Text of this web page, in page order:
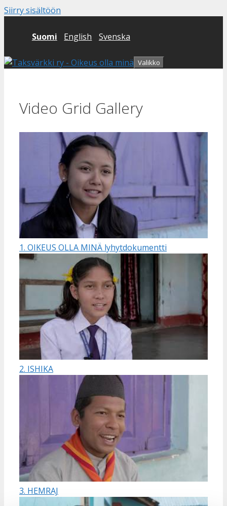
Siirry sisältöön
Suomi English Svenska
Valikko
Video Grid Gallery
1. OIKEUS OLLA MINÄ lyhytdokumentti
2. ISHIKA
3. HEMRAJ